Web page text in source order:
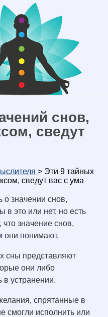
снов,
сведут
> Эти 9 тайных
сведут вас с ума
о значении снов,
в это или нет, но есть
значение снов,
они понимают.
сны представляют
они либо
в устранении.
спрятанные в
смогли исполнить или